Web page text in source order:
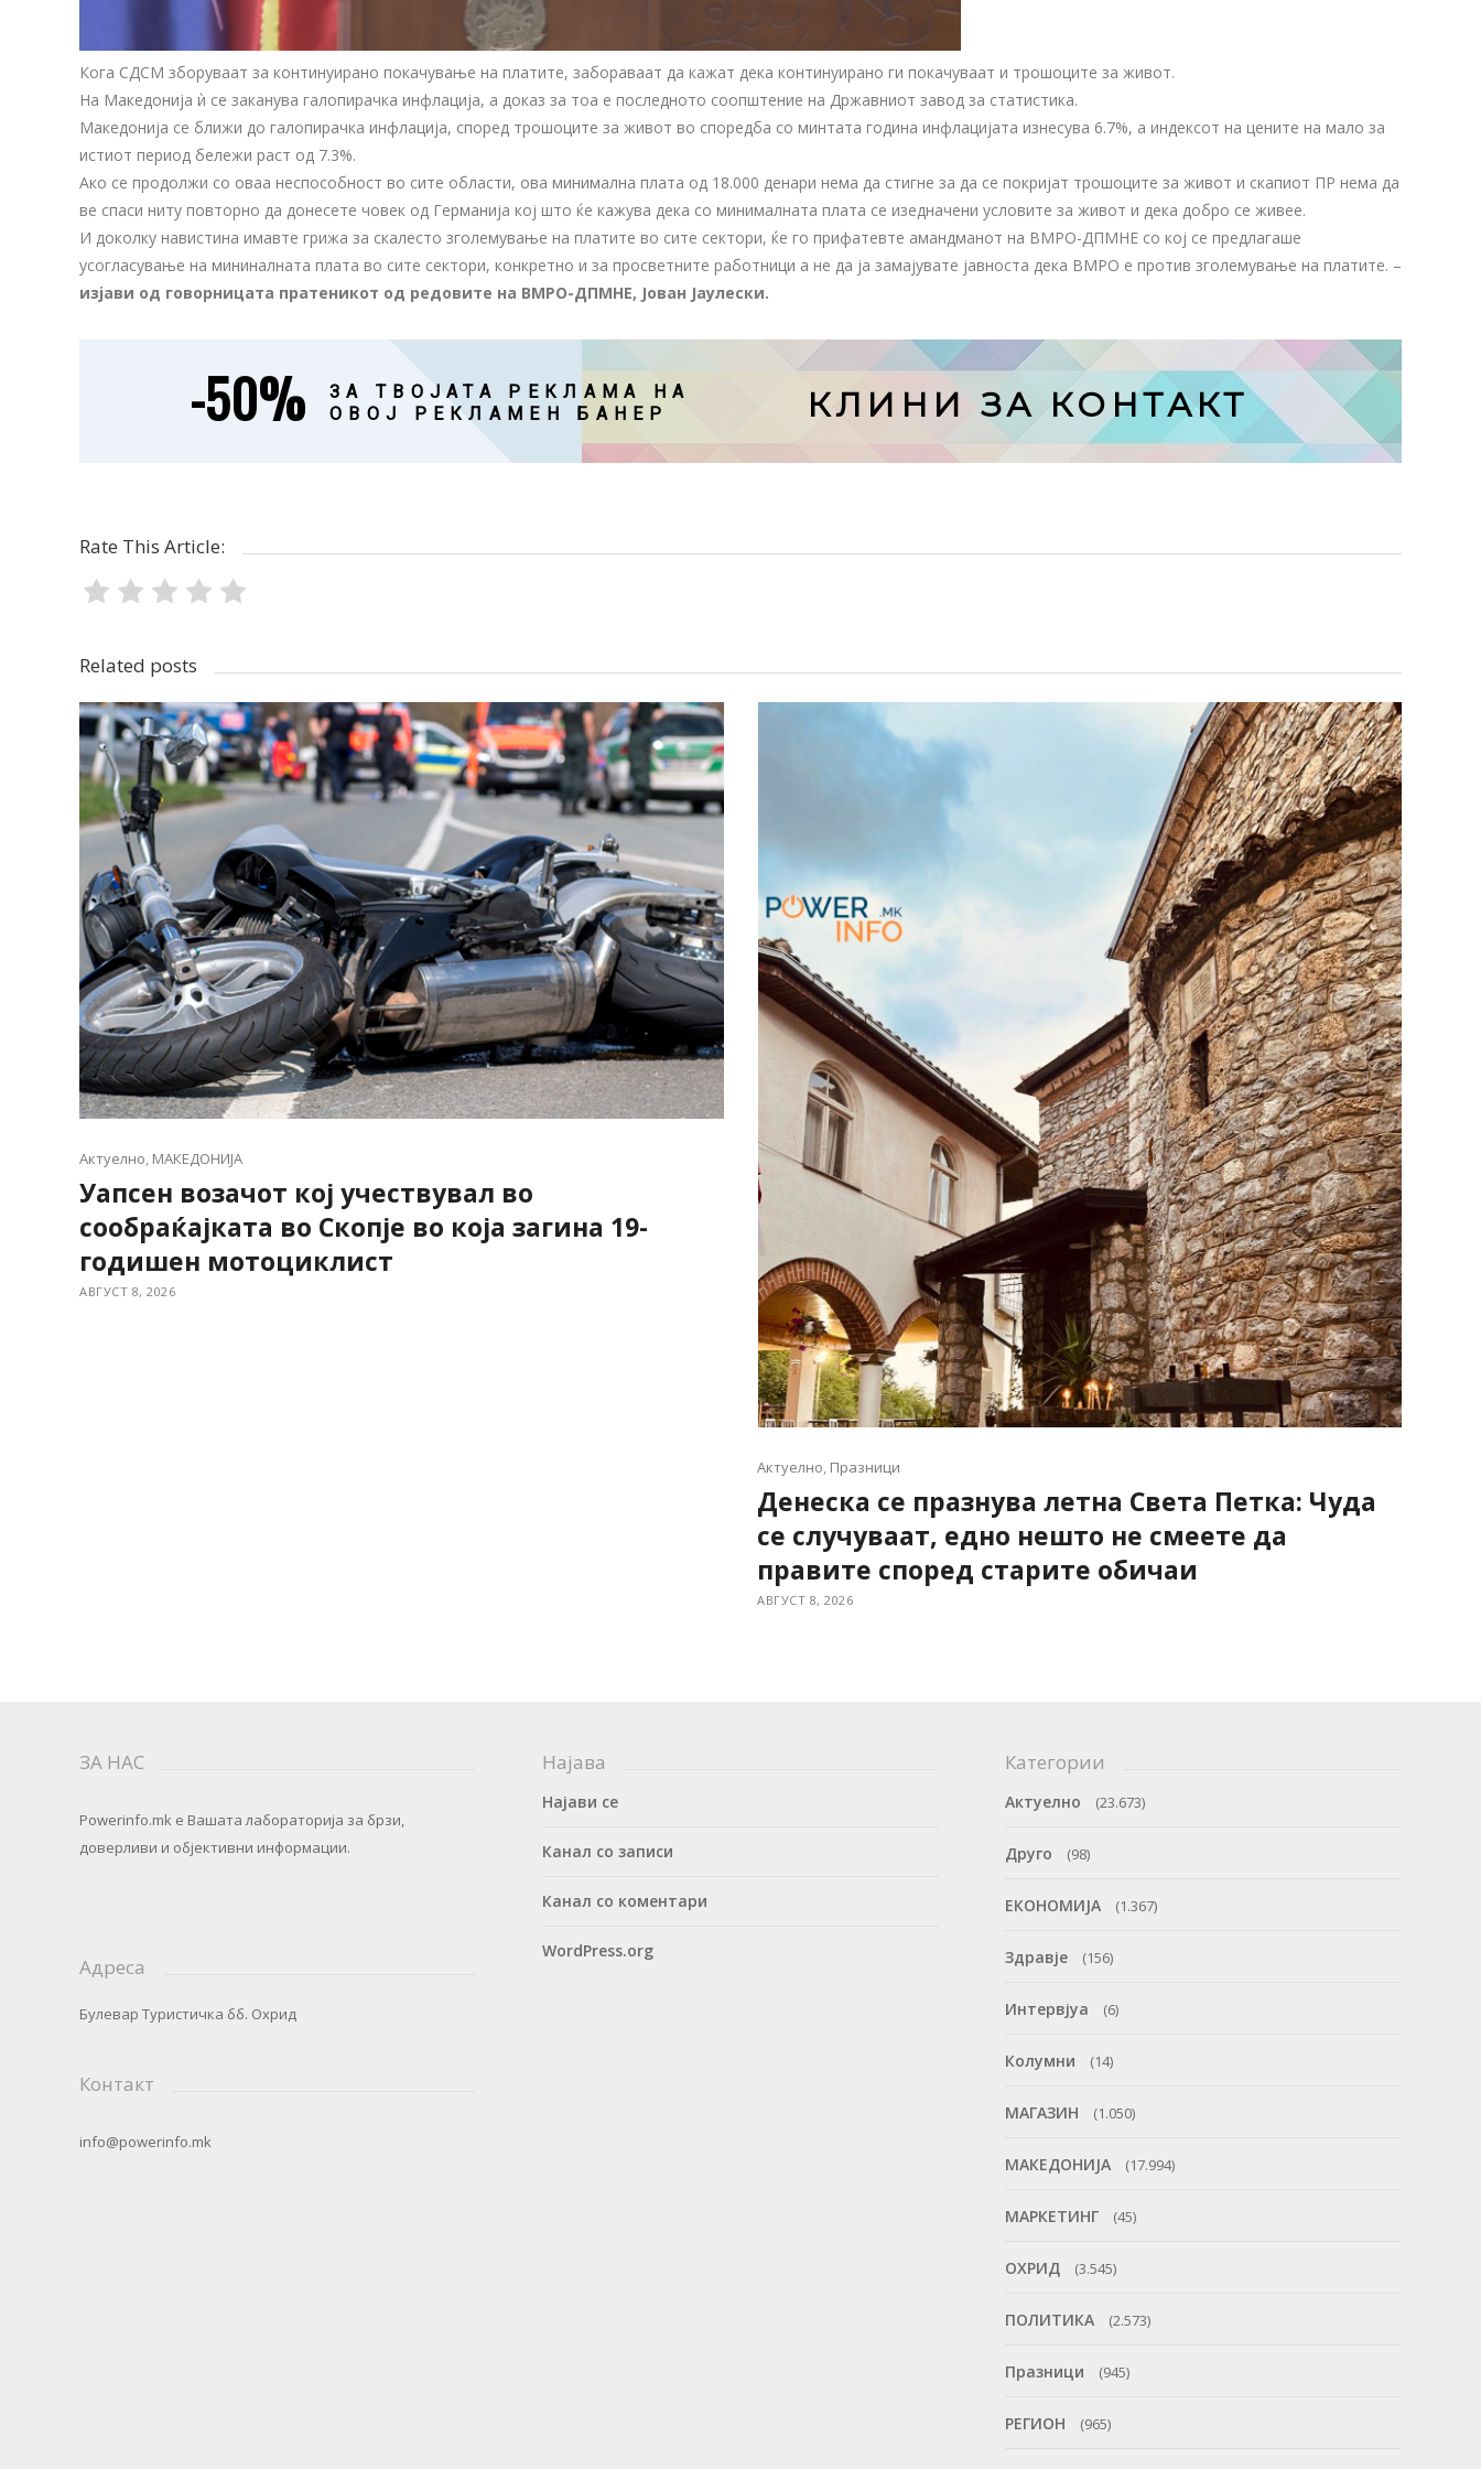
Кога СДСМ зборуваат за континуирано покачување на платите, забораваат да кажат дека континуирано ги покачуваат и трошоците за живот.
На Македонија ѝ се заканува галопирачка инфлација, а доказ за тоа е последното соопштение на Државниот завод за статистика.
Македонија се ближи до галопирачка инфлација, според трошоците за живот во споредба со минтата година инфлацијата изнесува 6.7%, а индексот на цените на мало за
истиот период бележи раст од 7.3%.
Ако се продолжи со оваа неспособност во сите области, ова минимална плата од 18.000 денари нема да стигне за да се покријат трошоците за живот и скапиот ПР нема да
ве спаси ниту повторно да донесете човек од Германија кој што ќе кажува дека со минималната плата се изедначени условите за живот и дека добро се живее.
И доколку навистина имавте грижа за скалесто зголемување на платите во сите сектори, ќе го прифатевте амандманот на ВМРО-ДПМНЕ со кој се предлагаше
усогласување на мининалната плата во сите сектори, конкретно и за просветните работници а не да ја замајувате јавноста дека ВМРО е против зголемување на платите. –
изјави од говорницата пратеникот од редовите на ВМРО-ДПМНЕ, Јован Јаулески.
-50%
ЗА ТВОЈАТА РЕКЛАМА НА
ОВОЈ РЕКЛАМЕН БАНЕР
КЛИНИ ЗА КОНТАКТ
Rate This Article:
Related posts
Актуелно, МАКЕДОНИЈА
Уапсен возачот кој учествувал во
сообраќајката во Скопје во која загина 19-
годишен мотоциклист
АВГУСТ 8, 2026
Актуелно, Празници
Денеска се празнува летна Света Петка: Чуда
се случуваат, едно нешто не смеете да
правите според старите обичаи
АВГУСТ 8, 2026
ЗА НАС
Powerinfo.mk e Вашата лабораторија за брзи,
доверливи и објективни информации.
Адреса
Булевар Туристичка бб. Охрид
Контакт
info@powerinfo.mk
Најава
Најави се
Канал со записи
Канал со коментари
WordPress.org
Категории
Актуелно (23.673)
Друго (98)
ЕКОНОМИЈА (1.367)
Здравје (156)
Интервјуа (6)
Колумни (14)
МАГАЗИН (1.050)
МАКЕДОНИЈА (17.994)
МАРКЕТИНГ (45)
ОХРИД (3.545)
ПОЛИТИКА (2.573)
Празници (945)
РЕГИОН (965)